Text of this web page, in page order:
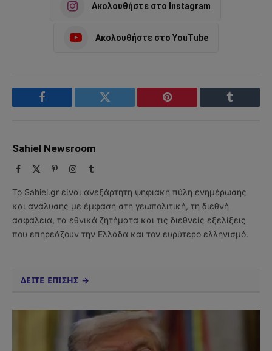
Ακολουθήστε στο Instagram
Ακολουθήστε στο YouTube
Facebook Twitter Pinterest Tumblr
Sahiel Newsroom
Facebook PinterestInstagram
Tumblr
Το Sahiel.gr είναι ανεξάρτητη ψηφιακή πύλη ενημέρωσης
και ανάλυσης με έμφαση στη γεωπολιτική, τη διεθνή
ασφάλεια, τα εθνικά ζητήματα και τις διεθνείς εξελίξεις
που επηρεάζουν την Ελλάδα και τον ευρύτερο ελληνισμό.
ΔΕΙΤΕ ΕΠΙΣΗΣ →